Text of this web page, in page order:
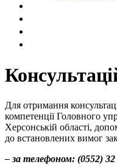
Для отримання
компетенції Головного
Херсонській області,
до встановлених вимог
– за телефоном: (0552) 32